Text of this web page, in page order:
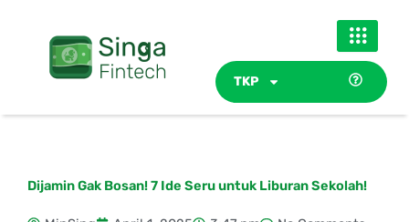
TKP
Dijamin Gak Bosan! 7 Ide Seru untuk Liburan Sekolah!